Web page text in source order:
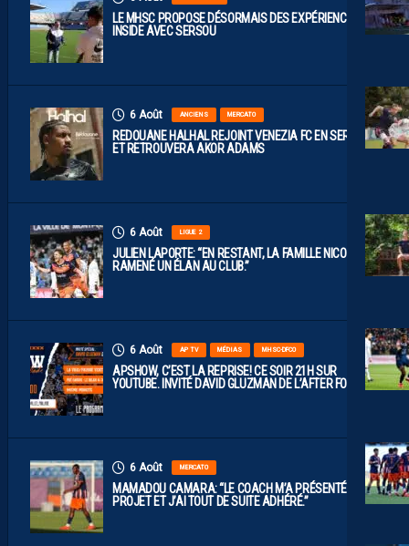
LE MHSC PROPOSE DÉSORMAIS DES EXPÉRIENCES
INSIDE AVEC SERSOU
6 Août ANCIENS MERCATO
REDOUANE HALHAL REJOINT VENEZIA FC EN SERIE A
ET RETROUVERA AKOR ADAMS
6 Août LIGUE 2
JULIEN LAPORTE: “EN RESTANT, LA FAMILLE NICOLLIN A
RAMENÉ UN ÉLAN AU CLUB.”
6 Août AP TV MÉDIAS MHSC-DFCO
APSHOW, C’EST LA REPRISE! CE SOIR 21H SUR
YOUTUBE. INVITÉ DAVID GLUZMAN DE L’AFTER FOOT.
6 Août MERCATO
MAMADOU CAMARA: “LE COACH M’A PRÉSENTÉ LE
PROJET ET J’AI TOUT DE SUITE ADHÉRÉ.”